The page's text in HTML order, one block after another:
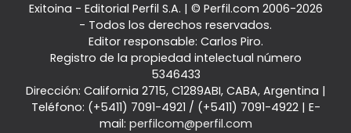
Exitoina - Editorial Perfil S.A. | © Perfil.com 2006-2026
- Todos los derechos reservados.
Editor responsable: Carlos Piro.
Registro de la propiedad intelectual número
5346433
Dirección: California 2715, C1289ABI, CABA, Argentina |
Teléfono: (+5411) 7091-4921 / (+5411) 7091-4922| E-
mail: perfilcom@perfil.com